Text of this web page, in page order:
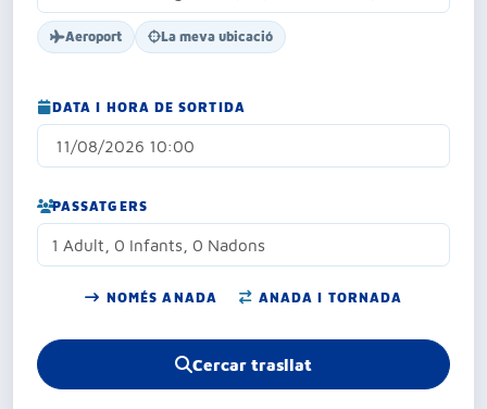
Aeroport La meva ubicació
DATA I HORA DE SORTIDA
PASSATGERS
1 Adult, 0 Infants, 0 Nadons
NOMÉS ANADA ANADA I TORNADA
Cercar trasllat